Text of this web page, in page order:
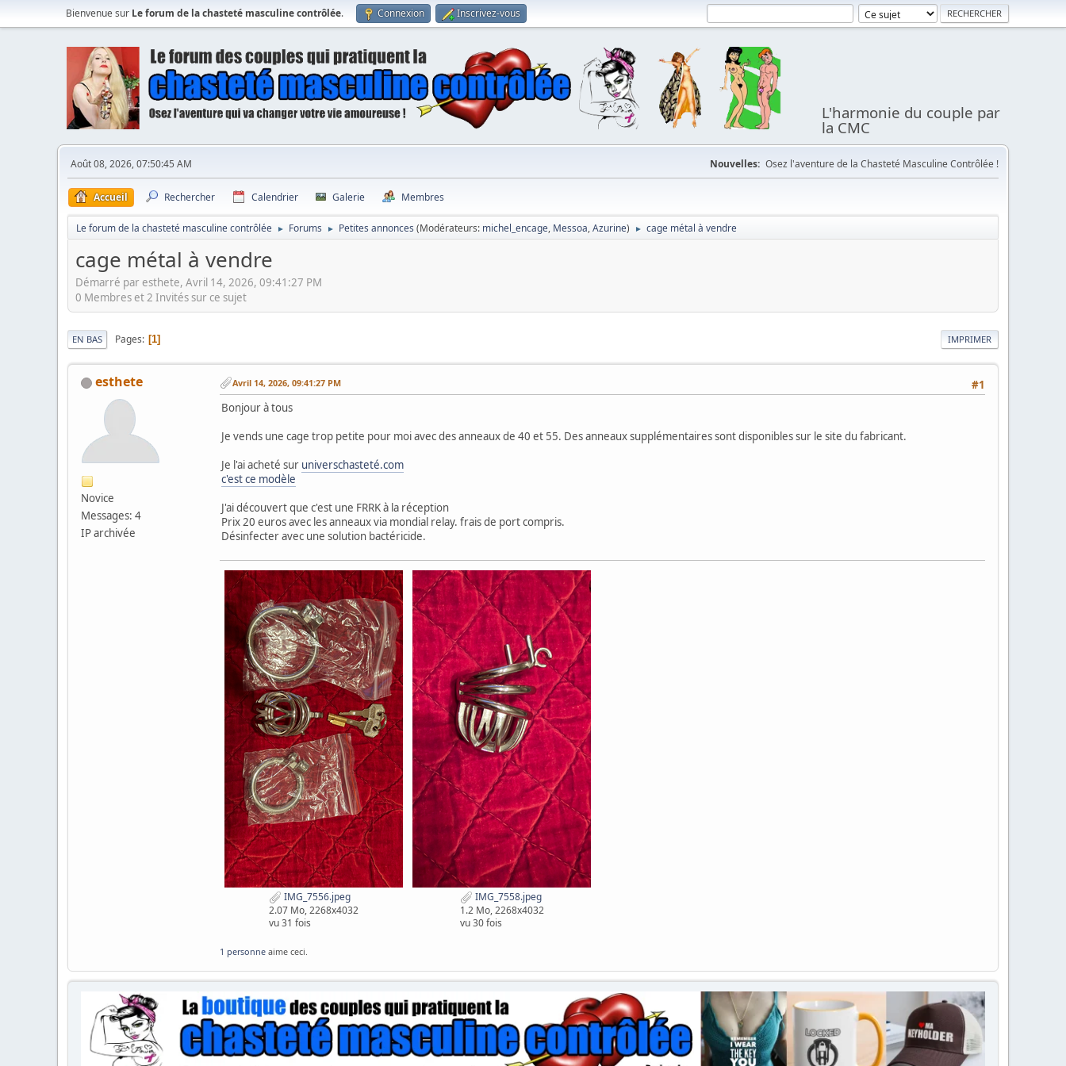
Bienvenue sur Le forum de la chasteté masculine contrôlée. Connexion Inscrivez-vous
L'harmonie du couple par
la CMC
Août 08, 2026, 07:50:45 AM Nouvelles: Osez l'aventure de la Chasteté Masculine Contrôlée !
Accueil Rechercher Calendrier Galerie Membres
Le forum de la chasteté masculine contrôlée ► Forums ► Petites annonces (Modérateurs: michel_encage, Messoa,Azurine) ► cage métal à vendre
cage métal à vendre
Démarré par esthete, Avril 14, 2026, 09:41:27 PM
0 Membres et 2 Invités sur ce sujet
IMPRIMER
EN BAS Pages 1
esthete
Novice
Messages: 4
IP archivée
#1
Avril 14, 2026, 09:41:27 PM
Bonjour à tous
Je vends une cage trop petite pour moi avec des anneaux de 40 et 55. Des anneaux supplémentaires sont disponibles sur le site du fabricant.
Je l'ai acheté sur universchasteté.com
c'est ce modèle
J'ai découvert que c'est une FRRK à la réception
Prix 20 euros avec les anneaux via mondial relay. frais de port compris.
Désinfecter avec une solution bactéricide.
IMG_7556.jpeg
2.07 Mo, 2268x4032
vu 31 fois
IMG_7558.jpeg
1.2 Mo, 2268x4032
vu 30 fois
1 personne aime ceci.